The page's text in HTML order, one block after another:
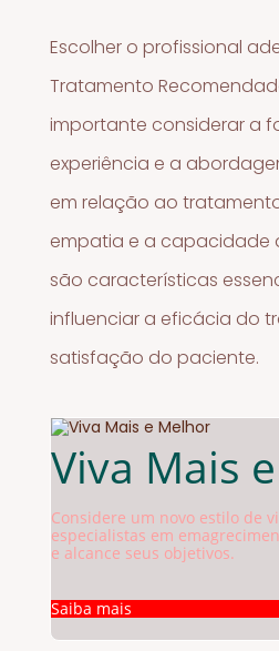
Escolher o profissional
Tratamento
importante considerar a
experiência e a
em relação ao
empatia e a capacidade
são características
influenciar a eficácia do
satisfação do paciente.
Viva Mais
Considere um novo estilo de
especialistas em
e alcance seus objetivos.
Saiba mais